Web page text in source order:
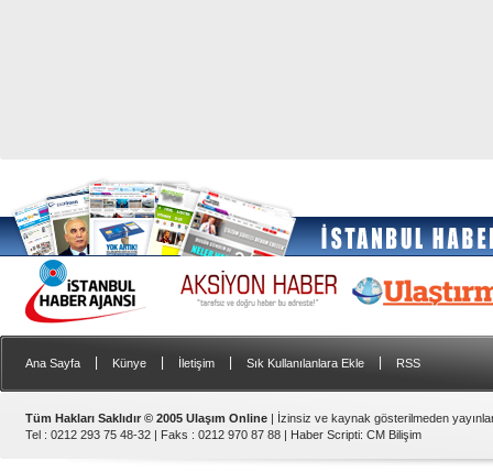
Ana Sayfa Künye İletişim Sık Kullanılanlara Ekle RSS
Tüm Hakları Saklıdır © 2005 Ulaşım Online | İzinsiz ve kaynak gösterilmeden
Tel : 0212 293 75 48-32 | Faks : 0212 970 87 88 | Haber Scripti: CM Bilişim